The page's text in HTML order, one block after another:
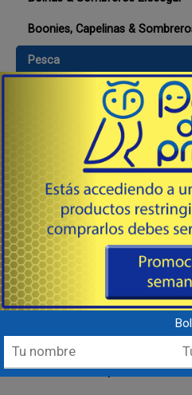
Boonies, Capelinas &
Pesca
Buzos - Abrigo, Casual, Tácticos
Calcetines, Ligas, Medias,
Calzado
Camisas
Camisetas, Camisillas,
Camperas de Abrigo, Deportivas &
Chalecos & Correajes
Cintos Varios Tipos
Guantes Varios Tipos